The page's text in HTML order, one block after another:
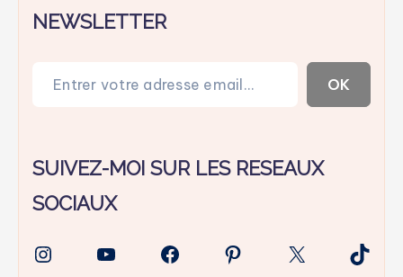
NEWSLETTER
OK
SUIVEZ-MOI SUR LES RESEAUX
SOCIAUX
InstagramYouTubeFacebookPinterest
X